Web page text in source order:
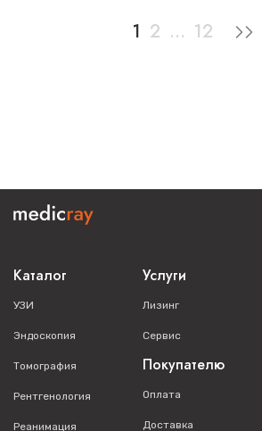
1 2 ... 12
Каталог
УЗИ
Эндоскопия
Томография
Рентгенология
Реанимация
Услуги
Лизинг
Сервис
Покупателю
Оплата
Доставка